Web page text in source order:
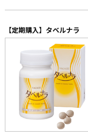
【定期購入】タベルナラ